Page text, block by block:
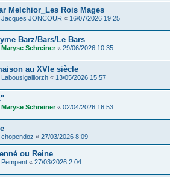
Melchior_Les Rois Mages
Jacques JONCOUR « 16/07/2026 19:25
Barz/Bars/Le Bars
Maryse Schreiner« 29/06/2026 10:35
au XVIe siècle
Labousigalliorzh « 13/05/2026 15:57
Maryse Schreiner« 02/04/2026 16:53
chopendoz « 27/03/2026 8:09
ou Reine
Pempent « 27/03/2026 2:04